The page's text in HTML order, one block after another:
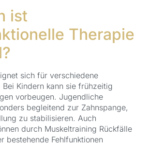
ist
Therapie
sich für verschiedene
Kindern kann sie frühzeitig
vorbeugen. Jugendliche
begleitend zur Zahnspange,
zu stabilisieren. Auch
durch Muskeltraining Rückfälle
bestehende Fehlfunktionen